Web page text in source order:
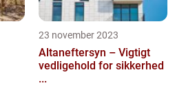
23 november 2023
Altaneftersyn – Vigtigt
vedligehold for sikkerhed
...